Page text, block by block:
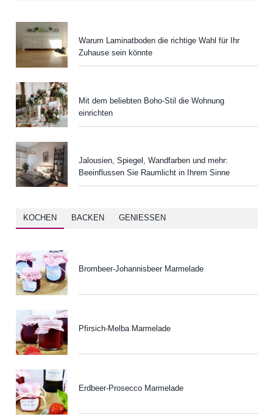
Warum Laminatboden die richtige Wahl für Ihr
Zuhause sein könnte
Mit dem beliebten Boho-Stil die Wohnung
einrichten
Jalousien, Spiegel, Wandfarben und mehr:
Beeinflussen Sie Raumlicht in Ihrem Sinne
KOCHEN BACKEN GENIESSEN
Brombeer-Johannisbeer Marmelade
Pfirsich-Melba Marmelade
Erdbeer-Prosecco Marmelade